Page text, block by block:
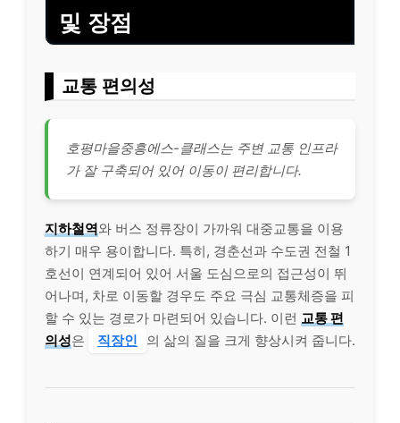
및 장점
교통 편의성
호평마을중흥에스-클래스는 주변 교통 인프라
가 잘 구축되어 있어 이동이 편리합니다.
지하철역와 버스 정류장이 가까워 대중교통을 이용
하기 매우 용이합니다. 특히, 경춘선과 수도권 전철 1
호선이 연계되어 있어 서울 도심으로의 접근성이 뛰
어나며, 차로 이동할 경우도 주요 극심 교통체증을 피
할 수 있는 경로가 마련되어 있습니다. 이런 교통 편
의성은 직장인 의 삶의 질을 크게 향상시켜 줍니다.